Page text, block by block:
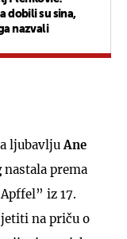
dobili su sina,
nazvali
ljubavlju Ane
nastala prema
iz 17.
na priču o